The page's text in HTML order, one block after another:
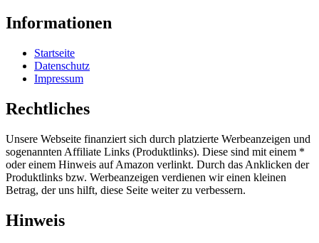
Informationen
Startseite
Datenschutz
Impressum
Rechtliches
Unsere Webseite finanziert sich durch platzierte Werbeanzeigen und
sogenannten Affiliate Links (Produktlinks). Diese sind mit einem *
oder einem Hinweis auf Amazon verlinkt. Durch das Anklicken der
Produktlinks bzw. Werbeanzeigen verdienen wir einen kleinen
Betrag, der uns hilft, diese Seite weiter zu verbessern.
Hinweis